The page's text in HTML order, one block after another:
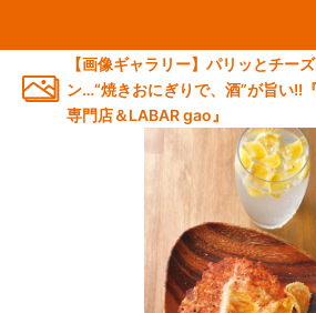
【画像ギャラリー】パリッとチー
ン…“焼きおにぎりで、酒”が旨い!!
専門店＆LABAR gao』